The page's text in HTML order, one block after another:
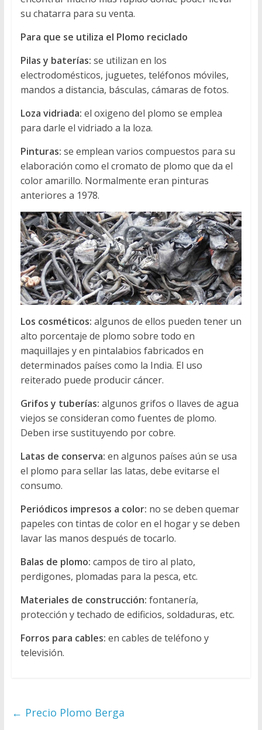
su chatarra para su venta.
Para que se utiliza el Plomo reciclado
Pilas y baterías: se utilizan en los
electrodomésticos, juguetes, teléfonos móviles,
mandos a distancia, básculas, cámaras de fotos.
Loza vidriada: el oxigeno del plomo se emplea
para darle el vidriado a la loza.
Pinturas: se emplean varios compuestos para su
elaboración como el cromato de plomo que da el
color amarillo. Normalmente eran pinturas
anteriores a 1978.
Los cosméticos: algunos de ellos pueden tener un
alto porcentaje de plomo sobre todo en
maquillajes y en pintalabios fabricados en
determinados países como la India. El uso
reiterado puede producir cáncer.
Grifos y tuberías: algunos grifos o llaves de agua
viejos se consideran como fuentes de plomo.
Deben irse sustituyendo por cobre.
Latas de conserva: en algunos países aún se usa
el plomo para sellar las latas, debe evitarse el
consumo.
Periódicos impresos a color: no se deben quemar
papeles con tintas de color en el hogar y se deben
lavar las manos después de tocarlo.
Balas de plomo: campos de tiro al plato,
perdigones, plomadas para la pesca, etc.
Materiales de construcción: fontanería,
protección y techado de edificios, soldaduras, etc.
Forros para cables: en cables de teléfono y
televisión.
← Precio Plomo Berga